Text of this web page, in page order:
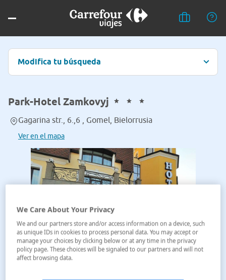
Modifica tu búsqueda
Park-Hotel Zamkovyj
Gagarina str., 6.,6 , Gomel, Bielorrusia
Ver en el mapa
We Care About Your Privacy
We and our partners store and/or access information on a device, such
as unique IDs in cookies to process personal data. You may accept or
manage your choices by clicking below or at any time in the privacy
policy page. These choices will be signaled to our partners and will not
affect browsing data.